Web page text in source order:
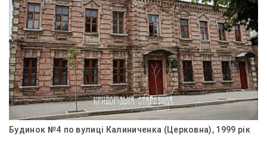
Будинок №4 по вулиці Калиниченка (Церковна), 1999 рік